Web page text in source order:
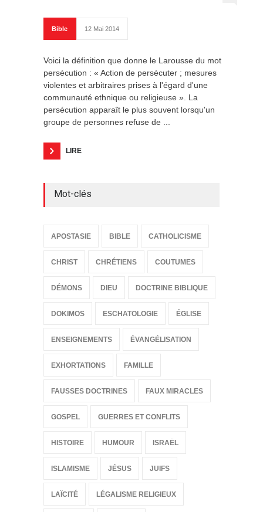
Bible 12 Mai 2014
Voici la définition que donne le Larousse du mot
persécution : « Action de persécuter ; mesures
violentes et arbitraires prises à l'égard d'une
communauté ethnique ou religieuse ». La
persécution apparaît le plus souvent lorsqu'un
groupe de personnes refuse de ...
LIRE
Mot-clés
APOSTASIE BIBLE CATHOLICISME
CHRIST CHRÉTIENS COUTUMES
DÉMONS DIEU DOCTRINE BIBLIQUE
DOKIMOS ESCHATOLOGIE ÉGLISE
ENSEIGNEMENTS ÉVANGÉLISATION
EXHORTATIONS FAMILLE
FAUSSES DOCTRINES FAUX MIRACLES
GOSPEL GUERRES ET CONFLITS
HISTOIRE HUMOUR ISRAËL
ISLAMISME JÉSUS JUIFS
LAÏCITÉ LÉGALISME RELIGIEUX